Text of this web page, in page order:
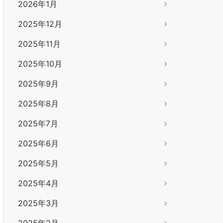
2026年1月
2025年12月
2025年11月
2025年10月
2025年9月
2025年8月
2025年7月
2025年6月
2025年5月
2025年4月
2025年3月